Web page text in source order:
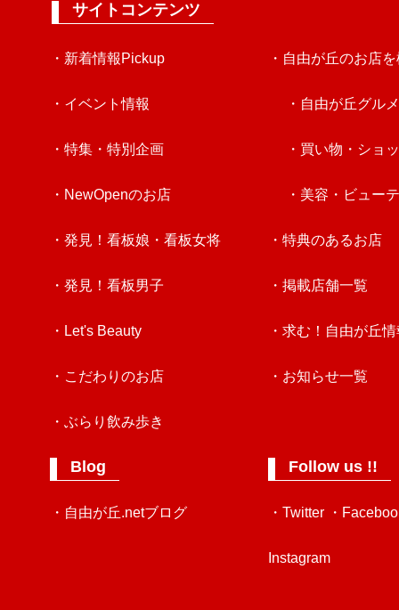
サイトコンテンツ
・新着情報Pickup
・イベント情報
・特集・特別企画
・NewOpenのお店
・発見！看板娘・看板女将
・発見！看板男子
・Let's Beauty
・こだわりのお店
・ぶらり飲み歩き
Blog
・自由が丘.netブログ
・自由が丘のお店
・自由が丘グルメ
・買い物・ショ
・美容・ビュー
・特典のあるお店
・掲載店舗一覧
・求む！自由が丘
・お知らせ一覧
Follow us !!
・Twitter ・
Instagram